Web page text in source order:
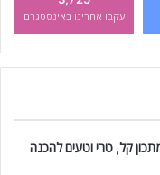
עקבו אחרינו באינסטגרם
קל, טרי וטעים להכנה